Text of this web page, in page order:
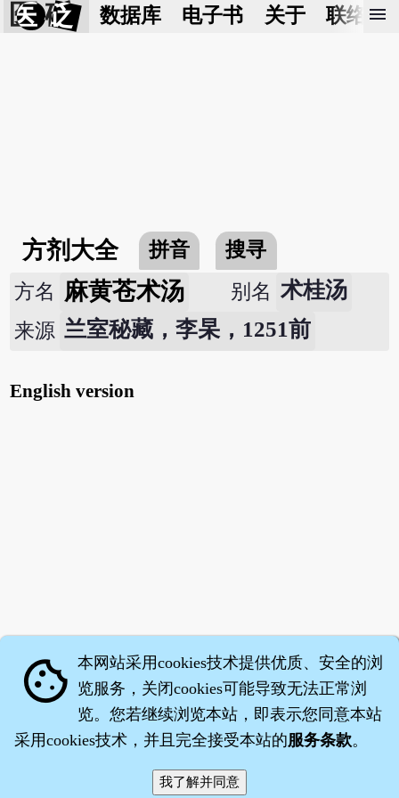
医 砭 数据库 电子书 关于 联络我
menu
方剂大全 拼音
搜寻
方名 麻黄苍术汤 别名 术桂汤
来源 兰室秘藏，李杲，1251前
English version
·沈药子©2008～2026
cookie 本网站采用cookies技术提供优质、安全的浏
览服务，关闭cookies可能导致无法正常浏
览。您若继续浏览本站，即表示您同意本站
采用cookies技术，并且完全接受本站的服务条款。